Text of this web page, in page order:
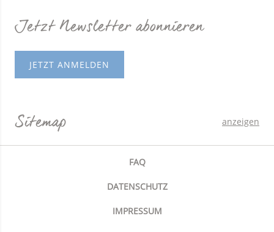
Jetzt Newsletter abonnieren
JETZT ANMELDEN
Sitemap anzeigen
FAQ
DATENSCHUTZ
IMPRESSUM